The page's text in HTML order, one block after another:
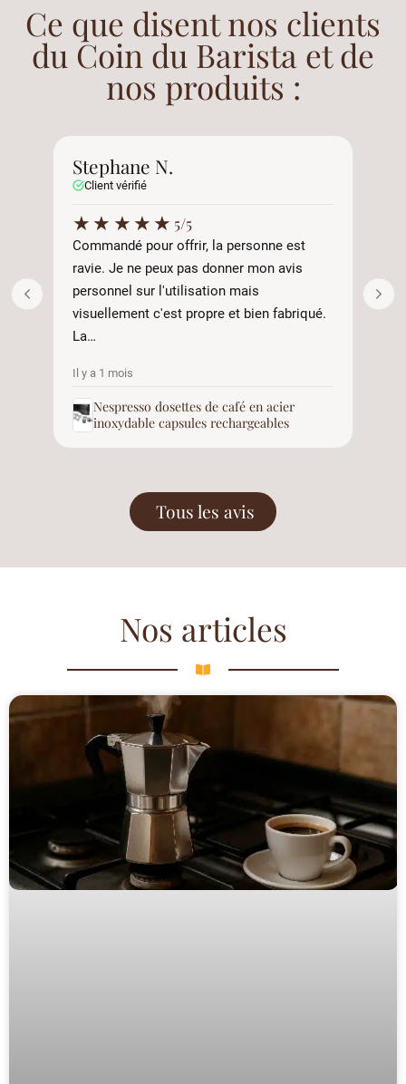
Ce que disent nos clients
du Coin du Barista et de
nos produits :
Stephane N.
Client vérifié
★ ★ ★ ★ ★ 5/5
Commandé pour offrir, la personne est
ravie. Je ne peux pas donner mon avis
personnel sur l'utilisation mais
visuellement c'est propre et bien fabriqué.
La…
Il y a 1 mois
Nespresso dosettes de café en acier
inoxydable capsules rechargeables
Tous les avis
Nos articles